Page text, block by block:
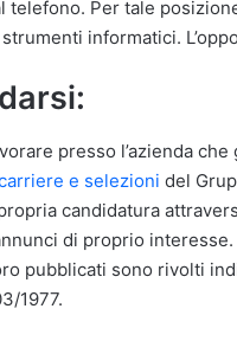
telefono. Per tale
informatici.
presso l’azienda
e selezioni del
candidatura
di proprio interesse.
pubblicati sono rivolti
1977.